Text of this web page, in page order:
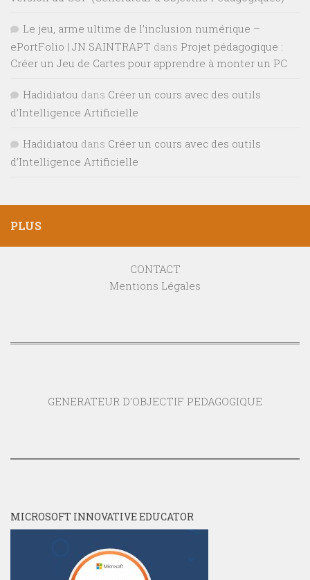
Le jeu, arme ultime de l’inclusion numérique –
ePortFolio | JN SAINTRAPT dans Projet pédagogique :
Créer un Jeu de Cartes pour apprendre à monter un PC
Hadidiatou dans Créer un cours avec des outils
d’Intelligence Artificielle
Hadidiatou dans Créer un cours avec des outils
d’Intelligence Artificielle
PLUS
CONTACT
Mentions Légales
GENERATEUR D'OBJECTIF PEDAGOGIQUE
MICROSOFT INNOVATIVE EDUCATOR